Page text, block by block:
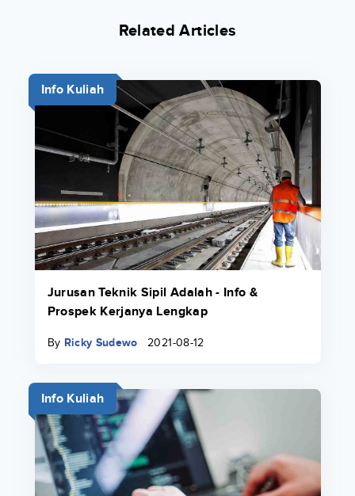
Related Articles
Info Kuliah
Jurusan Teknik Sipil Adalah - Info &
Prospek Kerjanya Lengkap
By Ricky Sudewo 2021-08-12
Info Kuliah